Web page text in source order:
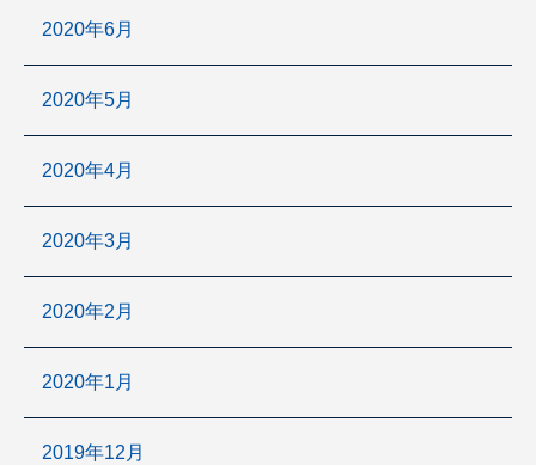
2020年6月
2020年5月
2020年4月
2020年3月
2020年2月
2020年1月
2019年12月